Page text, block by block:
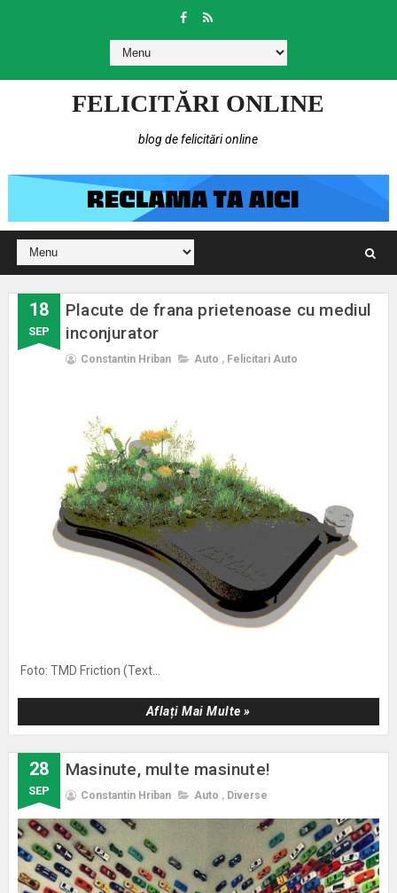
FELICITĂRI ONLINE
blog de felicitări online
18
SEP
Placute de frana prietenoase cu mediul
inconjurator
Constantin Hriban Auto , Felicitari Auto
Foto: TMD Friction (Text...
Aflați Mai Multe »
28
SEP
Masinute, multe masinute!
Constantin Hriban Auto , Diverse